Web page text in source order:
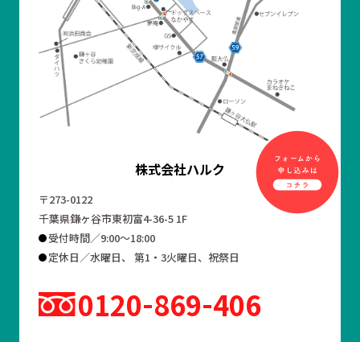
株式会社ハルク
〒273-0122
千葉県鎌ヶ谷市東初富4-36-5 1F
受付時間／9:00～18:00
定休日／水曜日、 第1・3火曜日、祝祭日
0120 869 406